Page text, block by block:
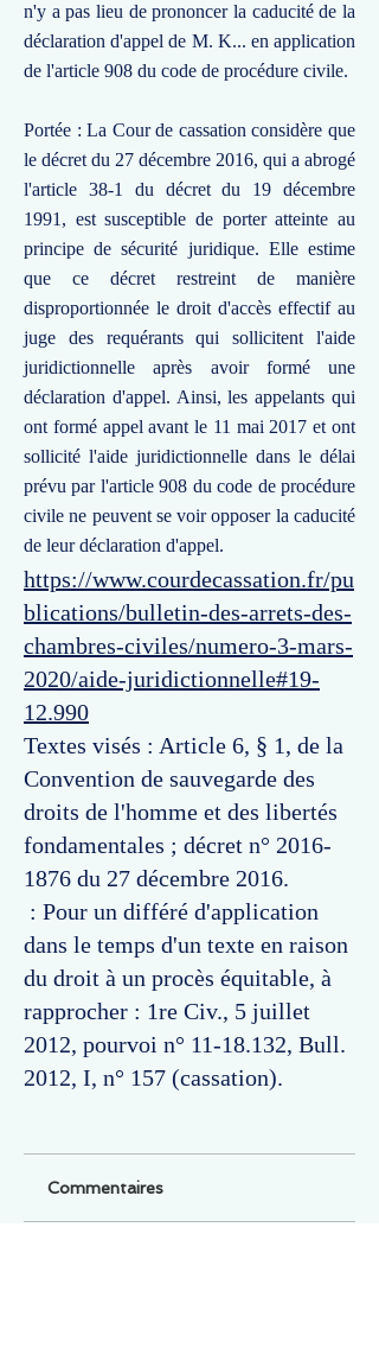
n'y a pas lieu de prononcer la caducité de la
déclaration d'appel de M. K... en application
de l'article 908 du code de procédure civile.
Portée : La Cour de cassation considère que
le décret du 27 décembre 2016, qui a abrogé
l'article 38-1 du décret du 19 décembre
1991, est susceptible de porter atteinte au
principe de sécurité juridique. Elle estime
que ce décret restreint de manière
disproportionnée le droit d'accès effectif au
juge des requérants qui sollicitent l'aide
juridictionnelle après avoir formé une
déclaration d'appel. Ainsi, les appelants qui
ont formé appel avant le 11 mai 2017 et ont
sollicité l'aide juridictionnelle dans le délai
prévu par l'article 908 du code de procédure
civile ne peuvent se voir opposer la caducité
de leur déclaration d'appel.
https://www.courdecassation.fr/pu
blications/bulletin-des-arrets-des-
chambres-civiles/numero-3-mars-
2020/aide-juridictionnelle#19-
12.990
Textes visés : Article 6, § 1, de la
Convention de sauvegarde des
droits de l'homme et des libertés
fondamentales ; décret n° 2016-
1876 du 27 décembre 2016.
: Pour un différé d'application
dans le temps d'un texte en raison
du droit à un procès équitable, à
rapprocher : 1re Civ., 5 juillet
2012, pourvoi n° 11-18.132, Bull.
2012, I, n° 157 (cassation).
Commentaires